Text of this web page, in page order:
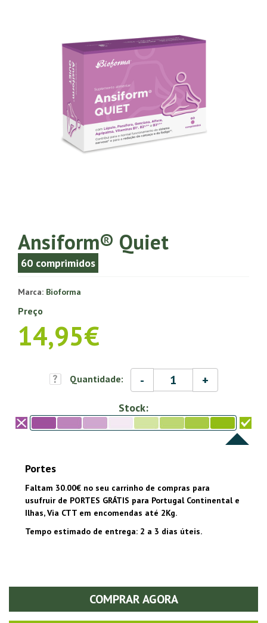
Ansiform® Quiet
60 comprimidos
Marca: Bioforma
Preço
14,95€
Quantidade: - +
Stock:
Portes
Faltam 30.00€ no seu carrinho de compras para
usufruir de PORTES GRÁTIS para Portugal Continental e
Ilhas, Via CTT em encomendas até 2Kg.
Tempo estimado de entrega: 2 a 3 dias úteis.
COMPRAR AGORA